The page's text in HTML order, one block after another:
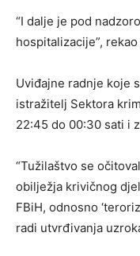
“I dalje je pod
hospitalizacije”,
Uviđajne radnje koje
istražitelj Sektora
22:45 do 00:30 sati i
“Tužilaštvo se
obilježja krivičnog
FBiH, odnosno
radi utvrđivanja